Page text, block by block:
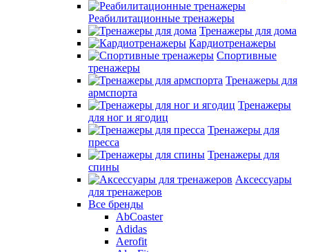
Реабилитационные тренажеры
Тренажеры для дома
Кардиотренажеры
Спортивные
тренажеры
Тренажеры для
армспорта
Тренажеры
для ног и ягодиц
Тренажеры для
пресса
Тренажеры для
спины
Аксессуары
для тренажеров
Все бренды
AbCoaster
Adidas
Aerofit